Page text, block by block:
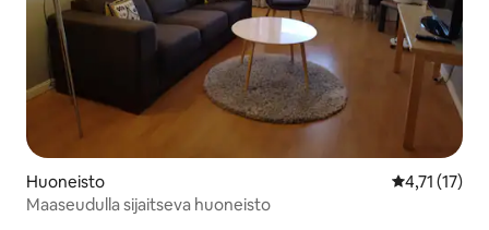
Huoneisto
4,71 (17)
Maaseudulla sijaitseva huoneisto